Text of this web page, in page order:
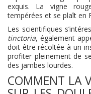
exquis. La vigne
tempérées et se plaît en
Les scientifiques
tinctoria, également
doit être récoltée à un
profiter pleinement de
des jambes lourdes.
COMMENT LA